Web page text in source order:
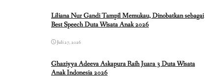
Liliana Nur Gandi Tampil Memukau, Dinobatkan sebagai
Best Speech Duta Wisata Anak 2026
Juli 27, 2026
Ghaziyya Adeeva Askapura Raih Juara 3 Duta Wisata
Anak Indonesia 2026